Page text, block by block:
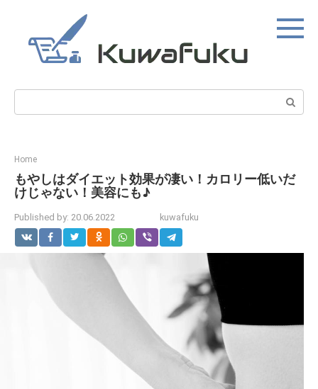
content
Search:
Home
もやしはダイエット効果が凄い！カロリー低いだ
けじゃない！美容にも♪
Published by: 20.06.2022 kuwafuku